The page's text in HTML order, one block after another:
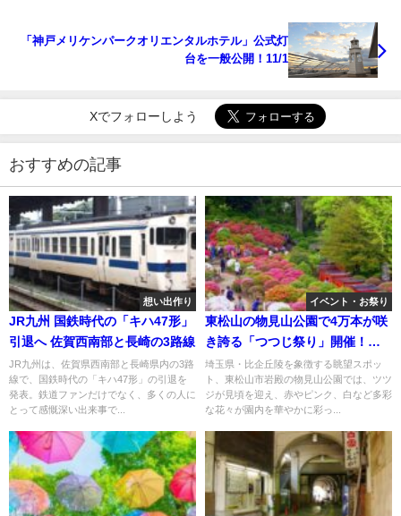
「神戸メリケンパークオリエンタルホテル」公式灯
台を一般公開！11/1
Xでフォローしよう
おすすめの記事
想い出作り
JR九州 国鉄時代の「キハ47形」
引退へ 佐賀西南部と長崎の3路線
JR九州は、佐賀県西南部と長崎県内の3路
線で、国鉄時代の「キハ47形」の引退を
発表。鉄道ファンだけでなく、多くの人に
とって感慨深い出来事で...
イベント・お祭り
東松山の物見山公園で4万本が咲
き誇る「つつじ祭り」開催！
4/18日
埼玉県・比企丘陵を象徴する眺望スポッ
ト、東松山市岩殿の物見山公園では、ツツ
ジが見頃を迎え、赤やピンク、白など多彩
な花々が園内を華やかに彩っ...